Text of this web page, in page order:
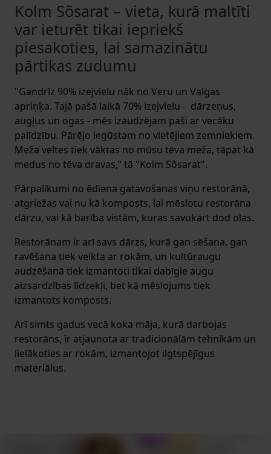
Kolm Sõsarat – vieta, kurā maltīti
var ieturēt tikai iepriekš
piesakoties, lai samazinātu
pārtikas zudumu
"Gandrīz 90% izejvielu nāk no Veru un Valgas
apriņķa. Tajā pašā laikā 70% izejvielu - dārzeņus,
augļus un ogas - mēs izaudzējam paši ar vecāku
palīdzību. Pārējo iegūstam no vietējiem zemniekiem.
Meža veltes tiek vāktas no mūsu tēva meža, tāpat kā
medus no tēva dravas,” tā "Kolm Sõsarat".
Pārpalikumi no ēdiena gatavošanas viņu restorānā,
atgriežas vai nu kā komposts, lai mēslotu restorāna
dārzu, vai kā barība vistām, kuras savukārt dod olas.
Restorānam ir arī savs dārzs, kurā gan sēšana, gan
ravēšana tiek veikta ar rokām, un kultūraugu
audzēšanā tiek izmantoti tikai dabīgie augu
aizsardzības līdzekļi, bet kā mēslojums tiek
izmantots komposts.
Arī simts gadus vecā koka māja, kurā darbojas
restorāns, ir atjaunota ar tradicionālām tehnikām un
lielākoties ar rokām, izmantojot ilgtspējīgus
materiālus.